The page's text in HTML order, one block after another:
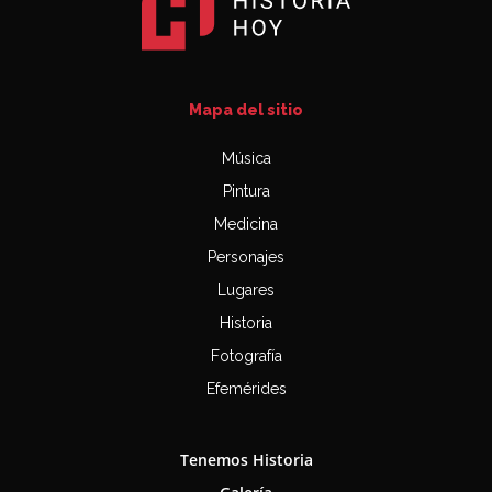
Mapa del sitio
Música
Pintura
Medicina
Personajes
Lugares
Historia
Fotografía
Efemérides
Tenemos Historia